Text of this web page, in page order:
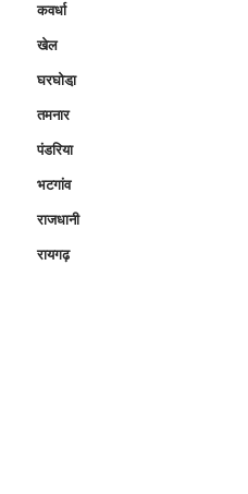
कवर्धा
खेल
घरघोडा़
तमनार
पंडरिया
भटगांव
राजधानी
रायगढ़